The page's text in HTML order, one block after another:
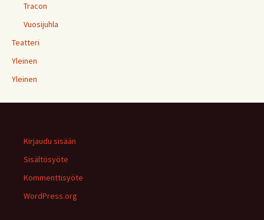
Tracon
Vuosijuhla
Teatteri
Yleinen
Yleinen
Kirjaudu sisään
Sisältösyöte
Kommenttisyöte
WordPress.org